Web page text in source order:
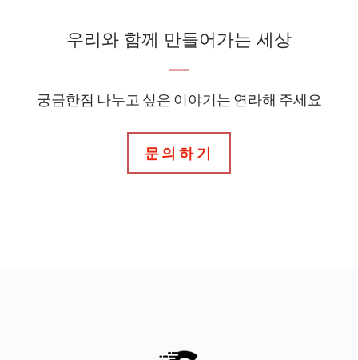
우리와 함께 만들어가는 세상
궁금한점 나누고 싶은 이야기는 연라해 주세요
문의하기